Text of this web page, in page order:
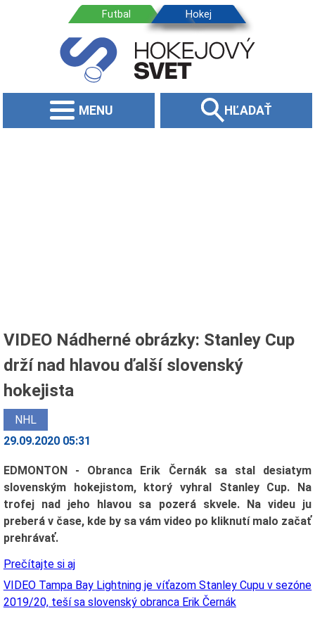
MENU HĽADAŤ
VIDEO Nádherné obrázky: Stanley Cup
drží nad hlavou ďalší slovenský
hokejista
NHL
29.09.2020 05:31
EDMONTON - Obranca Erik Černák sa stal desiatym
slovenským hokejistom, ktorý vyhral Stanley Cup. Na
trofej nad jeho hlavou sa pozerá skvele. Na videu ju
preberá v čase, kde by sa vám video po kliknutí malo začať
prehrávať.
Prečítajte si aj
VIDEO Tampa Bay Lightning je víťazom Stanley Cupu v sezóne
2019/20, teší sa slovenský obranca Erik Černák